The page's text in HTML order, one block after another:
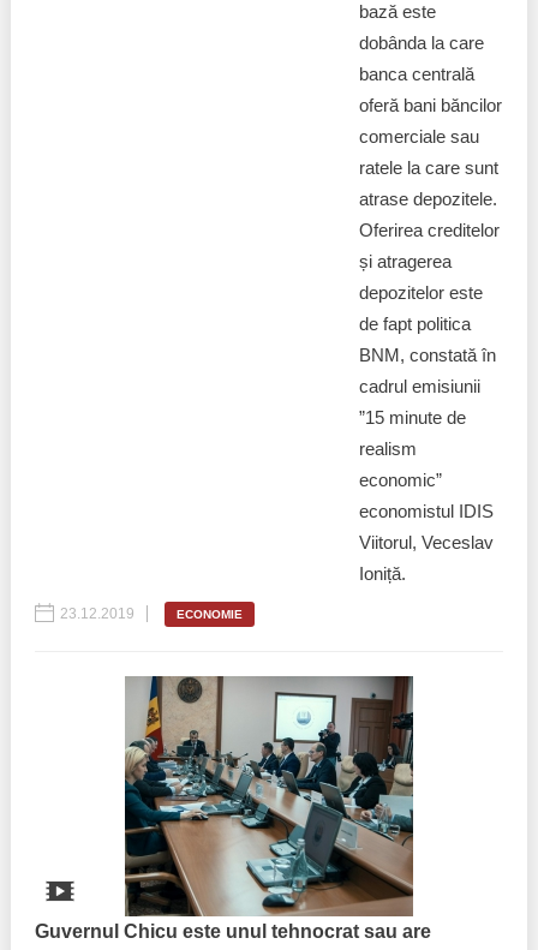
bază este
dobânda la care
banca centrală
oferă bani băncilor
comerciale sau
ratele la care sunt
atrase depozitele.
Oferirea creditelor
și atragerea
depozitelor este
de fapt politica
BNM, constată în
cadrul emisiunii
”15 minute de
realism
economic”
economistul IDIS
Viitorul, Veceslav
Ioniță.
23.12.2019 ECONOMIE
Guvernul Chicu este unul tehnocrat sau are